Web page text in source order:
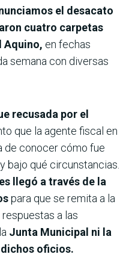
el desacato
cuatro carpetas
Aquino, en fechas
semana con diversas
recusada por el
que la agente fiscal en
de conocer cómo fue
bajo qué circunstancias.
llegó a través de la
para que se remita a la
a las
Junta Municipal ni la
oficios.